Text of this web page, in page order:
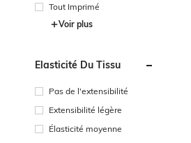
Tout Imprimé
Voir plus
Élasticité Du Tissu
Pas de l'extensibilité
Extensibilité légère
Élasticité moyenne